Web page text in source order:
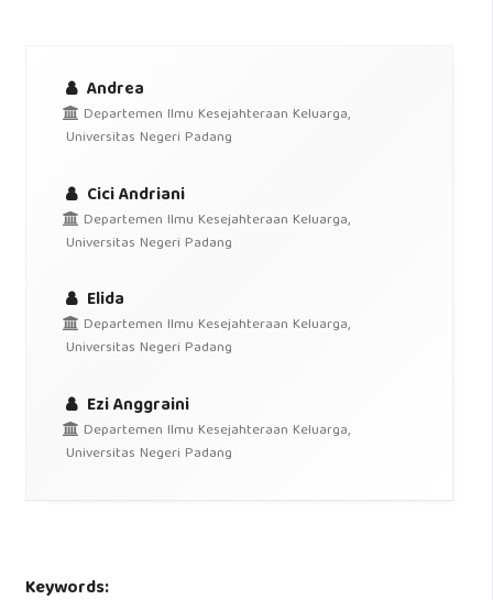
Andrea
Departemen Ilmu Kesejahteraan Keluarga,
Universitas Negeri Padang
Cici Andriani
Departemen Ilmu Kesejahteraan Keluarga,
Universitas Negeri Padang
Elida
Departemen Ilmu Kesejahteraan Keluarga,
Universitas Negeri Padang
Ezi Anggraini
Departemen Ilmu Kesejahteraan Keluarga,
Universitas Negeri Padang
Keywords: